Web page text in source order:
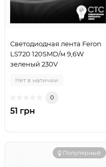
Светодиодная лента Feron
LS720 120SMD/м 9,6W
зеленый 230V
Нет в наличии
0
51 грн
Популярный